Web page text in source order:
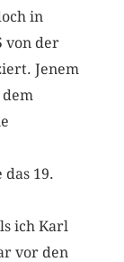
in
von der
Jenem
19.
ich Karl
vor den